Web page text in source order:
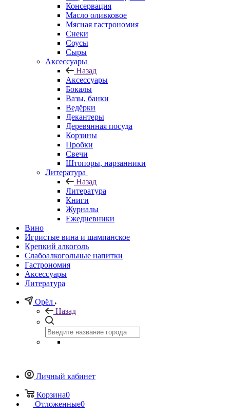
Консервация
Масло оливковое
Мясная гастрономия
Снеки
Соусы
Сыры
Аксессуары
Назад
Аксессуары
Бокалы
Вазы, банки
Ведёрки
Декантеры
Деревянная посуда
Корзины
Пробки
Свечи
Штопоры, нарзанники
Литература
Назад
Литература
Книги
Журналы
Ежедневники
Вино
Игристые вина и шампанское
Крепкий алкоголь
Слабоалкогольные напитки
Гастрономия
Аксессуары
Литература
Орёл
Назад
Личный кабинет
Корзина0
Отложенные0